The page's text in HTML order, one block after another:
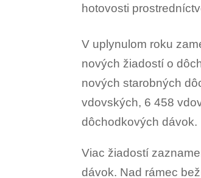
hotovosti
V uplynulom roku
nových žiadostí o
nových starobných
vdovských, 6 458
dôchodkových dávok.
Viac žiadostí
dávok. Nad rámec